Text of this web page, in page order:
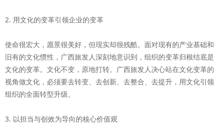
2. 用文化的变革引领企业的变革
使命很宏大，愿景很美好，但现实却很残酷。面对现有的产业基础和
旧有的文化惯性，广西旅发人深刻地意识到，组织的变革归根结底是
文化的变革。文化不变，原地打转。广西旅发人决心站在文化变革的
视角做文化，必须要去转变、去创新、去整合、去提升，用文化引领
组织的全面转型升级。
3. 以担当与创效为导向的核心价值观